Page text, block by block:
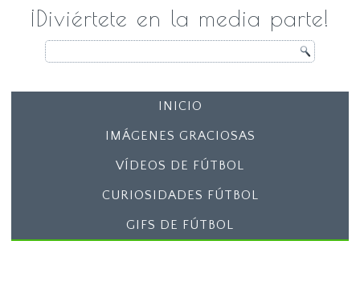
¡Diviértete en la media parte!
INICIO
IMÁGENES GRACIOSAS
VÍDEOS DE FÚTBOL
CURIOSIDADES FÚTBOL
GIFS DE FÚTBOL